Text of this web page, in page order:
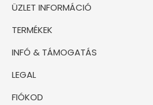
ÜZLET INFORMÁCIÓ
TERMÉKEK
INFÓ & TÁMOGATÁS
LEGAL
FIÓKOD